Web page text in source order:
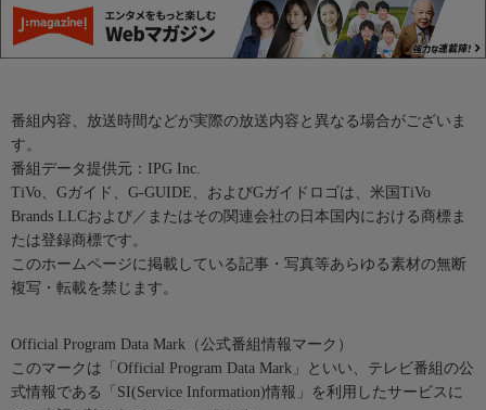
番組内容、放送時間などが実際の放送内容と異なる場合がございま
す。
番組データ提供元：IPG Inc.
TiVo、Gガイド、G-GUIDE、およびGガイドロゴは、米国TiVo
Brands LLCおよび／またはその関連会社の日本国内における商標ま
たは登録商標です。
このホームページに掲載している記事・写真等あらゆる素材の無断
複写・転載を禁じます。
Official Program Data Mark（公式番組情報マーク）
このマークは「Official Program Data Mark」といい、テレビ番組の公
式情報である「SI(Service Information)情報」を利用したサービスに